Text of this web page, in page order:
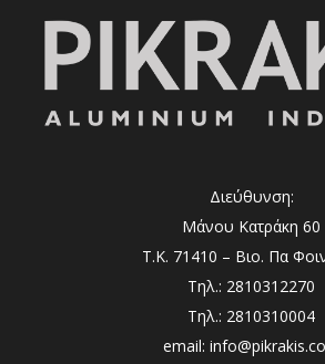
Διεύθυνση:
Μάνου Κατράκη 60
Τ.Κ. 71410 – Βιο. Πα
Τηλ.: 2810312270
Τηλ.: 2810310004
email: